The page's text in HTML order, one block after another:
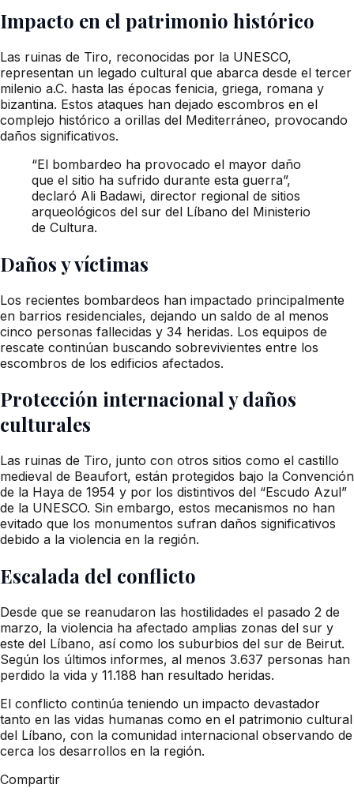
Impacto en el patrimonio histórico
Las ruinas de Tiro, reconocidas por la UNESCO,
representan un legado cultural que abarca desde el tercer
milenio a.C. hasta las épocas fenicia, griega, romana y
bizantina. Estos ataques han dejado escombros en el
complejo histórico a orillas del Mediterráneo, provocando
daños significativos.
“El bombardeo ha provocado el mayor daño
que el sitio ha sufrido durante esta guerra”,
declaró Ali Badawi, director regional de sitios
arqueológicos del sur del Líbano del Ministerio
de Cultura.
Daños y víctimas
Los recientes bombardeos han impactado principalmente
en barrios residenciales, dejando un saldo de al menos
cinco personas fallecidas y 34 heridas. Los equipos de
rescate continúan buscando sobrevivientes entre los
escombros de los edificios afectados.
Protección internacional y daños
culturales
Las ruinas de Tiro, junto con otros sitios como el castillo
medieval de Beaufort, están protegidos bajo la Convención
de la Haya de 1954 y por los distintivos del “Escudo Azul”
de la UNESCO. Sin embargo, estos mecanismos no han
evitado que los monumentos sufran daños significativos
debido a la violencia en la región.
Escalada del conflicto
Desde que se reanudaron las hostilidades el pasado 2 de
marzo, la violencia ha afectado amplias zonas del sur y
este del Líbano, así como los suburbios del sur de Beirut.
Según los últimos informes, al menos 3.637 personas han
perdido la vida y 11.188 han resultado heridas.
El conflicto continúa teniendo un impacto devastador
tanto en las vidas humanas como en el patrimonio cultural
del Líbano, con la comunidad internacional observando de
cerca los desarrollos en la región.
Compartir